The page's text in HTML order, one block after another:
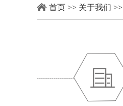
首页 >> 关于我们 >>